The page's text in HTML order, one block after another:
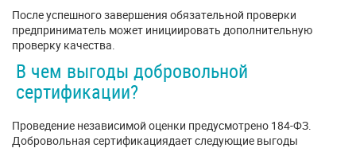
После успешного завершения обязательной проверки
предприниматель может инициировать дополнительную
проверку качества.
В чем выгоды добровольной
сертификации?
Проведение независимой оценки предусмотрено 184-ФЗ.
Добровольная сертификациядает следующие выгоды